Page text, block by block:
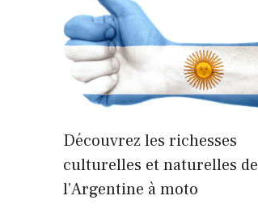
Découvrez les richesses
culturelles et naturelles de
l’Argentine à moto